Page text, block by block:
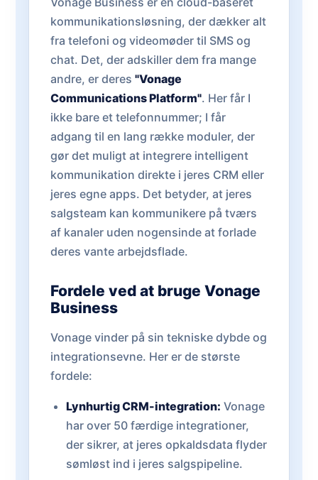
kommunikationsløsning, der dækker alt
fra telefoni og videomøder til SMS og
chat. Det, der adskiller dem fra mange
andre, er deres "Vonage
Communications Platform". Her får I
ikke bare et telefonnummer; I får
adgang til en lang række moduler, der
gør det muligt at integrere intelligent
kommunikation direkte i jeres CRM eller
jeres egne apps. Det betyder, at jeres
salgsteam kan kommunikere på tværs
af kanaler uden nogensinde at forlade
deres vante arbejdsflade.
Fordele ved at bruge Vonage
Business
Vonage vinder på sin tekniske dybde og
integrationsevne. Her er de største
fordele:
Lynhurtig CRM-integration: Vonage
har over 50 færdige integrationer,
der sikrer, at jeres opkaldsdata flyder
sømløst ind i jeres salgspipeline.